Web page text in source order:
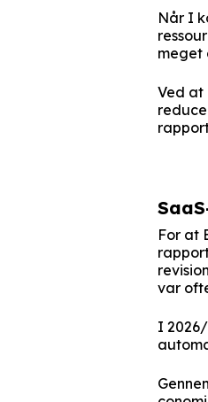
Når I
meget
Ved at
For at
var
I